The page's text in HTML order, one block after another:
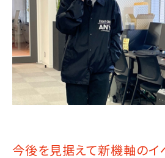
今後を見据えて新機軸のイ